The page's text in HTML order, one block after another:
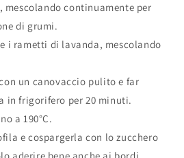
continuamente per
di grumi.
i rametti di lavanda, mescolando
un canovaccio pulito e far
in frigorifero per 20 minuti.
a 190°C.
e cospargerla con lo zucchero